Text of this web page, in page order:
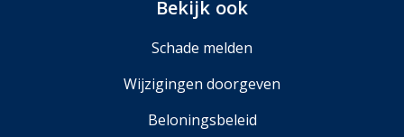
Bekijk ook
Schade melden
Wijzigingen doorgeven
Beloningsbeleid